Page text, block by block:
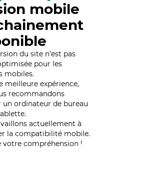
mobile
du site n’est pas
pour les
mobiles.
meilleure expérience,
recommandons
un ordinateur de bureau
actuellement à
la compatibilité mobile.
votre compréhension !